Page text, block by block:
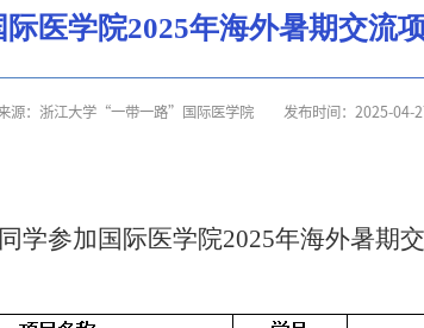
际医学院2025年海外暑期交流
源：浙江大学“一带一路”国际医学院 发布时间：2025-04-
学参加国际医学院2025年海外暑期